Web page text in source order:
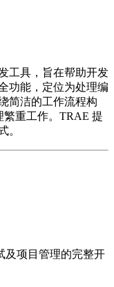
工具，旨在帮助开发
功能，定位为处理编
简洁的工作流程构
重工作。TRAE 提
。
及项目管理的完整开